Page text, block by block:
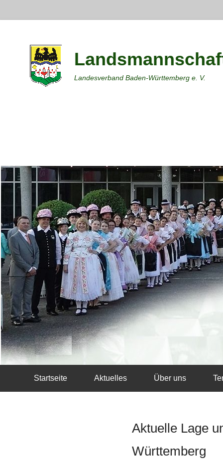
Landesverband Baden-Württemberg e. V.
Startseite Aktuelles Über uns
Aktuelle Lage
Württemberg